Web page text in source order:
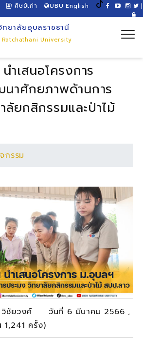
ศิษย์เก่า UBU English |
ทยาลัยอุบลราชธานี
Ratchathani University
ำเสนอโครงการ
าศักยภาพด้านการ
ลัยกสิกรรมและป่าไม้
กรรม
วิชัยวงศ์ วันที่ 6 มีนาคม 2566 ,
ครั้ง)